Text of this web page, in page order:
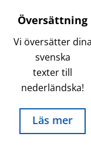
Översättning
Vi översätter dina
svenska
texter till
nederländska!
Läs mer